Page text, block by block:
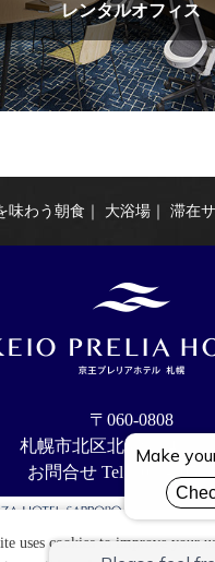
レンタルオフィス
味わう朝食 大浴場 滞在
〒060-0808
札幌市北区北8条西4丁目
お問合せ Tel：011-205-
uses cookies to improve your